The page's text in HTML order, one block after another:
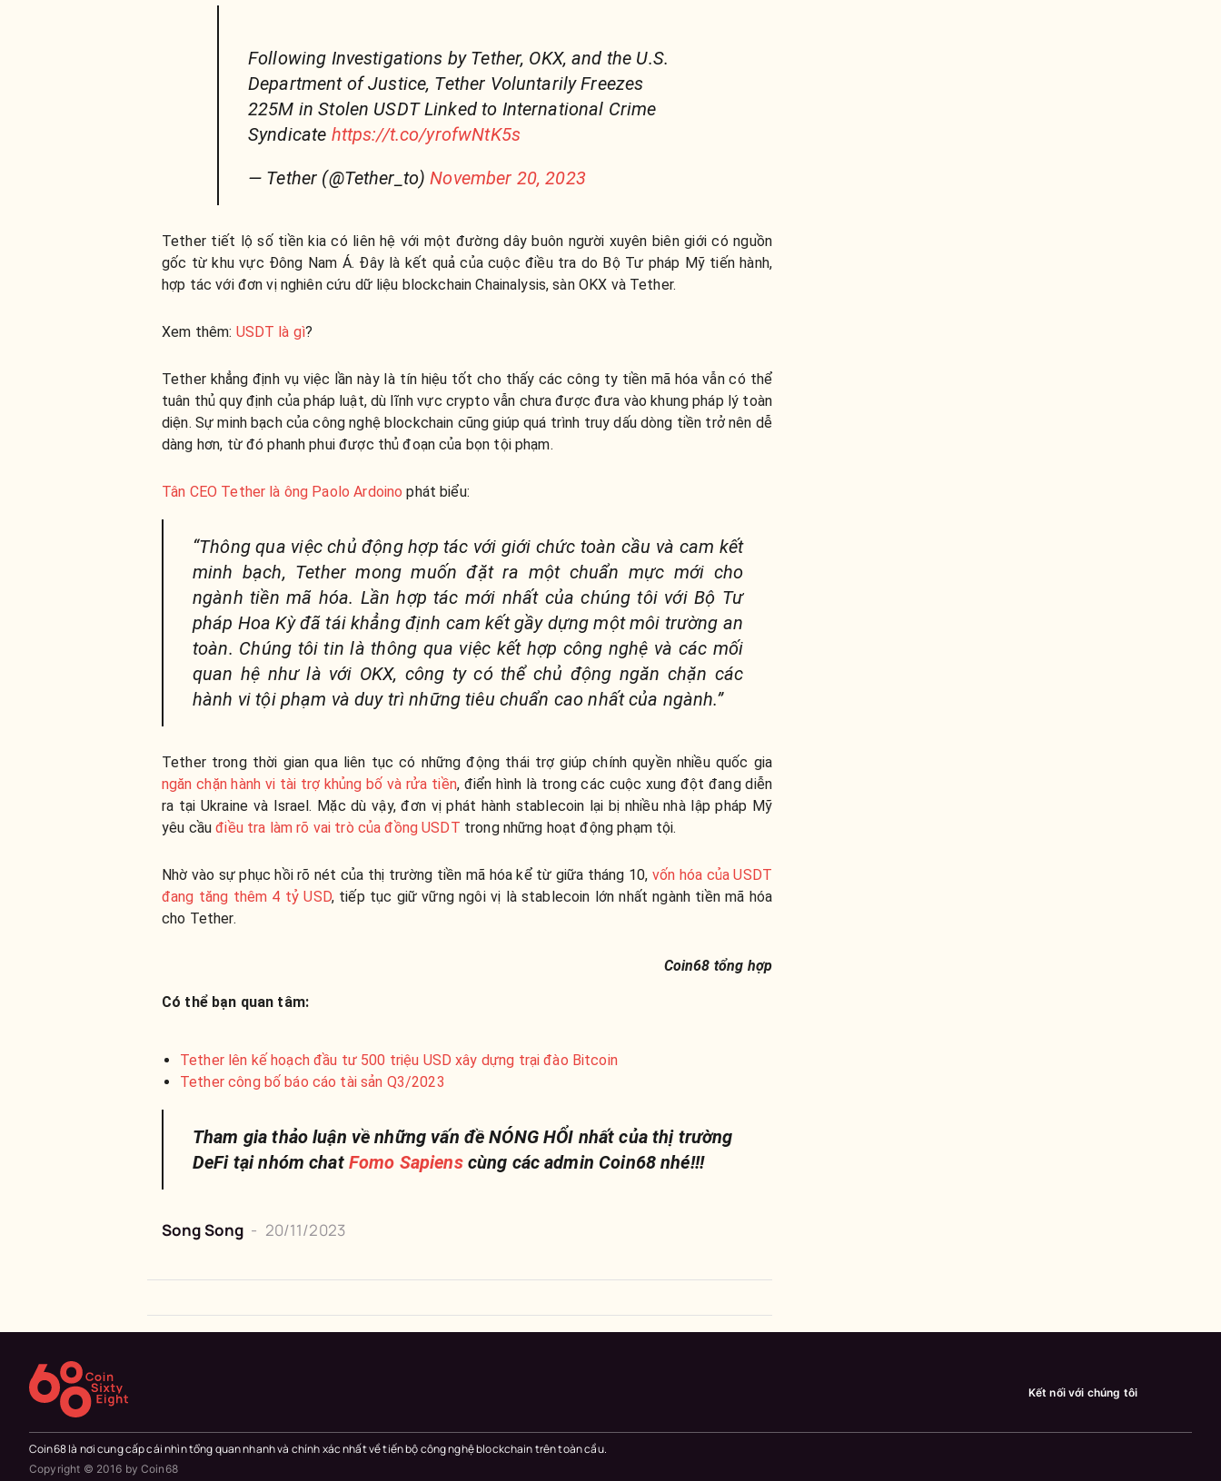
Following Investigations by Tether, OKX, and the U.S.
Department of Justice, Tether Voluntarily Freezes
225M in Stolen USDT Linked to International Crime
Syndicate https://t.co/yrofwNtK5s
— Tether (@Tether_to)November 20, 2023
Tether tiết lộ số tiền kia có liên hệ với một đường dây buôn người xuyên biên giới có nguồn
gốc từ khu vực Đông Nam Á. Đây là kết quả của cuộc điều tra do Bộ Tư pháp Mỹ tiến hành,
hợp tác với đơn vị nghiên cứu dữ liệu blockchain Chainalysis, sàn OKX và Tether.
Xem thêm: USDT là gì?
Tether khẳng định vụ việc lần này là tín hiệu tốt cho thấy các công ty tiền mã hóa vẫn có thể
tuân thủ quy định của pháp luật, dù lĩnh vực crypto vẫn chưa được đưa vào khung pháp lý toàn
diện. Sự minh bạch của công nghệ blockchain cũng giúp quá trình truy dấu dòng tiền trở nên dễ
dàng hơn, từ đó phanh phui được thủ đoạn của bọn tội phạm.
Tân CEO Tether là ông Paolo Ardoino phát biểu:
“Thông qua việc chủ động hợp tác với giới chức toàn cầu và cam kết
minh bạch, Tether mong muốn đặt ra một chuẩn mực mới cho
ngành tiền mã hóa. Lần hợp tác mới nhất của chúng tôi với Bộ Tư
pháp Hoa Kỳ đã tái khẳng định cam kết gầy dựng một môi trường an
toàn. Chúng tôi tin là thông qua việc kết hợp công nghệ và các mối
quan hệ như là với OKX, công ty có thể chủ động ngăn chặn các
hành vi tội phạm và duy trì những tiêu chuẩn cao nhất của ngành.”
Tether trong thời gian qua liên tục có những động thái trợ giúp chính quyền nhiều quốc gia
ngăn chặn hành vi tài trợ khủng bố và rửa tiền, điển hình là trong các cuộc xung đột đang diễn
ra tại Ukraine và Israel. Mặc dù vậy, đơn vị phát hành stablecoin lại bị nhiều nhà lập pháp Mỹ
yêu cầuđiều tra làm rõ vai trò của đồng USDT trong những hoạt động phạm tội.
Nhờ vào sự phục hồi rõ nét của thị trường tiền mã hóa kể từ giữa tháng 10, vốn hóa của USDT
đang tăng thêm 4 tỷ USD, tiếp tục giữ vững ngôi vị là stablecoin lớn nhất ngành tiền mã hóa
cho Tether.
Coin68 tổng hợp
Có thể bạn quan tâm:
Tether lên kế hoạch đầu tư 500 triệu USD xây dựng trại đào Bitcoin
Tether công bố báo cáo tài sản Q3/2023
Tham gia thảo luận về những vấn đề NÓNG HỔI nhất của thị trường
DeFi tại nhóm chat Fomo Sapienscùng các admin Coin68 nhé!!!
Song Song - 20/11/2023
Kết nối với chúng tôi
Coin68 là nơi cung cấp cái nhìn tổng quan nhanh và chính xác nhất về tiến bộ công nghệ blockchain trên toàn cầu.
Copyright © 2016 by Coin68